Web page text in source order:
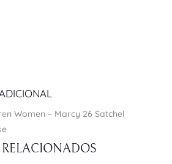
Women – Marcy 26 Satchel